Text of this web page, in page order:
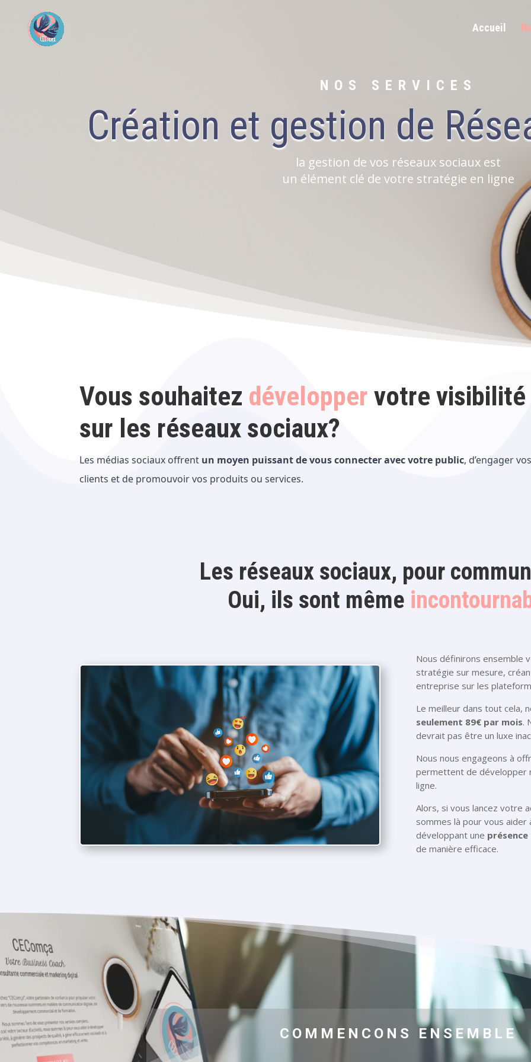
Accueil
NOS SERVICES
Création et gestion de
la gestion de vos réseaux sociaux est
un élément clé de votre stratégie en ligne
Vous souhaitez développer votre visibilité
sur les réseaux sociaux?
Les médias sociaux offrent un moyen puissant de vous connecter avec votre public, d’engager
clients et de promouvoir vos produits ou services.
Les réseaux sociaux, pour
Oui, ils sont même
Nous définirons ensemble
stratégie sur mesure,
entreprise sur les
Le meilleur dans tout cela,
seulement 89€ par mois.
devrait pas être un luxe
Nous nous engageons à
permettent de développer
ligne.
Alors, si vous lancez votre
sommes là pour vous
développant une présence
de manière efficace.
COMMENCONS ENSEMBLE